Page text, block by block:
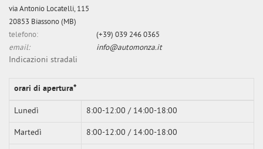
via Antonio Locatelli, 115
20853 Biassono (MB)
telefono:
(+39) 039 246 0365
email:
info@automonza.it
Indicazioni stradali
orari di apertura*
Lunedì 8:00-12:00 / 14:00-18:00
Martedì 8:00-12:00 / 14:00-18:00